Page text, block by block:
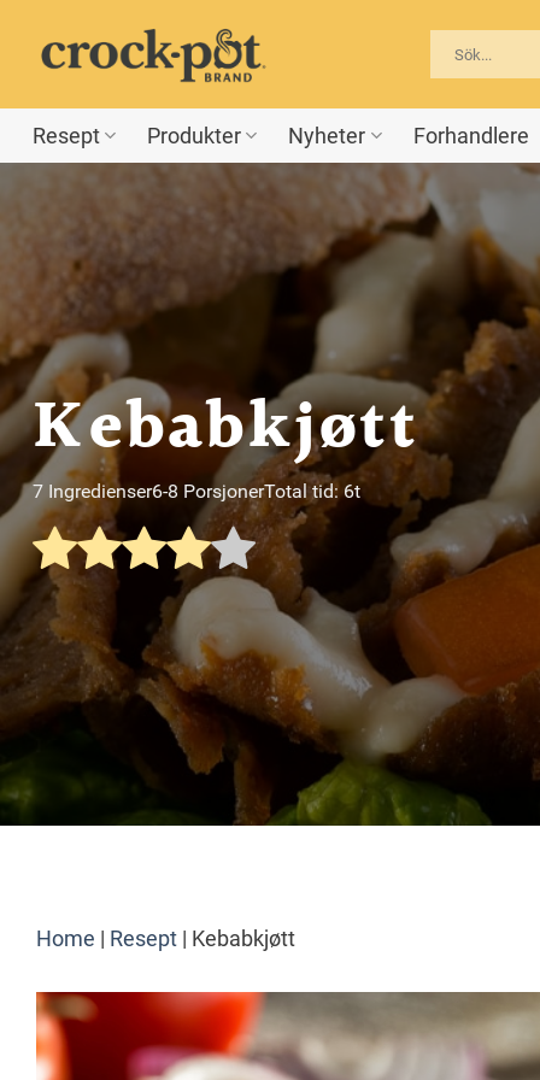
content
Resept Produkter Nyheter Forhandlere
Kebabkjøtt
7 Ingredienser6-8 PorsjonerTotal tid: 6t
Home Resept Kebabkjøtt